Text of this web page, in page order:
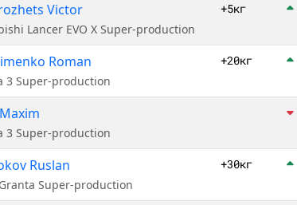
Victor
Lancer EVO X Super-production
+5кг
Roman
3 Super-production
+20кг
3 Super-production
Ruslan
Super-production
+30кг